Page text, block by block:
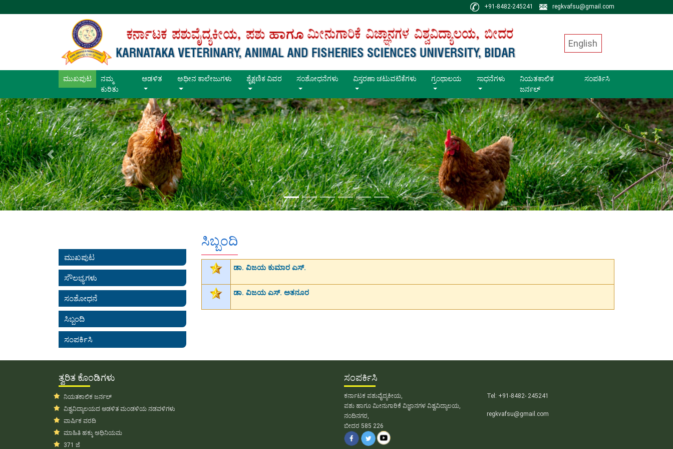
+91-8482-245241 regkvafsu@gmail.com
English
ಮುಖಪುಟ (current)
ನಮ್ಮ
ಕುರಿತು
ಆಡಳಿತ ಅಧೀನ ಕಾಲೇಜುಗಳು ಶೈಕ್ಷಣಿಕ ವಿವರ ಸಂಶೋಧನೆಗಳು ವಿಸ್ತರಣಾ ಚಟುವಟಿಕೆಗಳು ಗ್ರಂಥಾಲಯ ಸಾಧನೆಗಳು
ನಿಯತಕಾಲಿಕ
ಜರ್ನಲ್
ಸಂಪರ್ಕಿಸಿ
Previous Next
ಮುಖಪುಟ
ಸೌಲಭ್ಯಗಳು
ಸಂಶೋಧನೆ
ಸಿಬ್ಬಂದಿ
ಸಂಪರ್ಕಿಸಿ
ಸಿಬ್ಬಂದಿ
ಡಾ. ವಿಜಯ ಕುಮಾರ ಎಸ್.
ಡಾ. ವಿಜಯ ಎಸ್. ಅತನೂರ
ತ್ವರಿತ ಕೊಂಡಿಗಳು
ನಿಯತಕಾಲಿಕ ಜರ್ನಲ್
ವಿಶ್ವವಿದ್ಯಾಲಯದ ಆಡಳಿತ ಮಂಡಳಿಯ ನಡವಳಿಗಳು
ವಾರ್ಷಿಕ ವರದಿ
ಮಾಹಿತಿ ಹಕ್ಕು ಅಧಿನಿಯಮ
371 ಜೆ
ಸಂಪರ್ಕಿಸಿ
ಕರ್ನಾಟಕ ಪಶುವೈದ್ಯಕೀಯ,
ಪಶು ಹಾಗೂ ಮೀನುಗಾರಿಕೆ ವಿಜ್ಞಾನಗಳ ವಿಶ್ವವಿದ್ಯಾಲಯ,
ನಂದಿನಗರ,
ಬೀದರ 585 226
Tel: +91-8482- 245241
regkvafsu@gmail.com